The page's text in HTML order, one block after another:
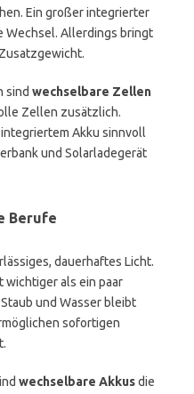
Ein großer integrierter
Wechsel. Allerdings bringt
sind wechselbare Zellen
Zellen zusätzlich.
Akku sinnvoll
und Solarladegerät
Berufe
dauerhaftes Licht.
als ein paar
und Wasser bleibt
sofortigen
wechselbare Akkusdie